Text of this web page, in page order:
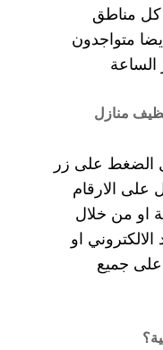
كل مناطق
متواجدون
الساعة
منازل
الضغط على زر
على الارقام
او من خلال
او
على جميع